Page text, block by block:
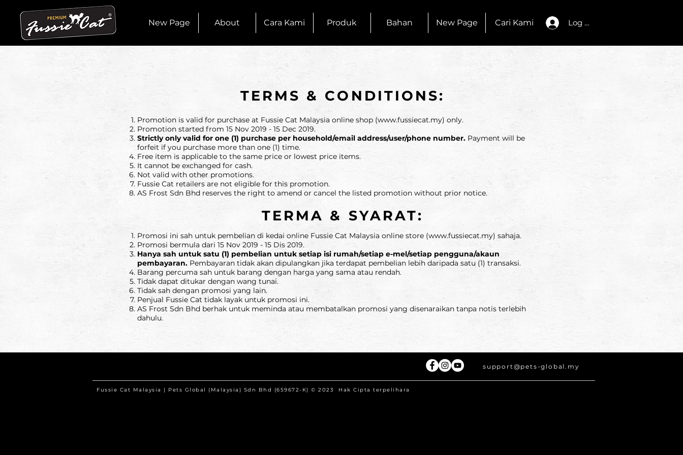
New Page About Cara Kami Produk Bahan New Page Cari Kami Log Masuk
TERMS & CONDITIONS:
Promotion is valid for purchase at Fussie Cat Malaysia online shop (www.fussiecat.my) only.
Promotion started from 15 Nov 2019 - 15 Dec 2019.
Strictly only valid for one (1) purchase per household/email address/user/phone number. Payment will be
forfeit if you purchase more than one (1) time.
Free item is applicable to the same price or lowest price items.
It cannot be exchanged for cash.
Not valid with other promotions.
Fussie Cat retailers are not eligible for this promotion.
AS Frost Sdn Bhd reserves the right to amend or cancel the listed promotion without prior notice.
TERMA & SYARAT:
Promosi ini sah untuk pembelian di kedai online Fussie Cat Malaysia online store (www.fussiecat.my) sahaja.
Promosi bermula dari 15 Nov 2019 - 15 Dis 2019.
Hanya sah untuk satu (1) pembelian untuk setiap isi rumah/setiap e-mel/setiap pengguna/akaun
pembayaran. Pembayaran tidak akan dipulangkan jika terdapat pembelian lebih daripada satu (1) transaksi.
Barang percuma sah untuk barang dengan harga yang sama atau rendah.
Tidak dapat ditukar dengan wang tunai.
Tidak sah dengan promosi yang lain.
Penjual Fussie Cat tidak layak untuk promosi ini.
AS Frost Sdn Bhd berhak untuk meminda atau membatalkan promosi yang disenaraikan tanpa notis terlebih
dahulu.
support@pets-global.my
Fussie Cat Malaysia | Pets Global (Malaysia) Sdn Bhd (659672-K) © 2023 Hak Cipta terpelihara